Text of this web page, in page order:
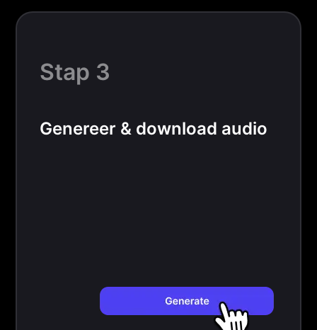
Stap 3
Genereer & download audio